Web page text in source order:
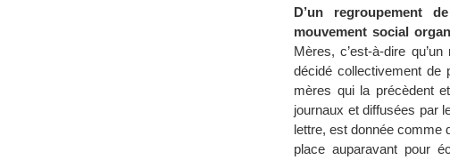
D’un regroupement
mouvement social
Mères, c’est-à-dire
décidé collectivement de
mères qui la précèdent
journaux et diffusées par
lettre, est donnée comme
place auparavant pour